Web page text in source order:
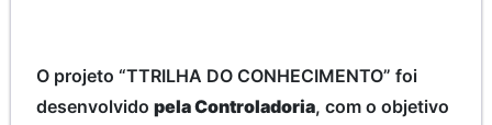
O projeto “TTRILHA DO CONHECIMENTO” foi
desenvolvido pela Controladoria, com o objetivo